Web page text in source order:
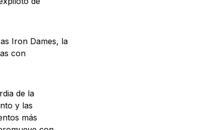
Iron Dames, la
con
de la
y las
más